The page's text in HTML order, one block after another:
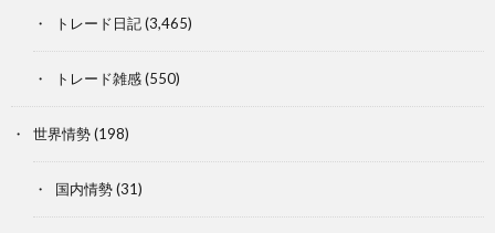
トレード日記(3,465)
トレード雑感(550)
世界情勢(198)
国内情勢(31)